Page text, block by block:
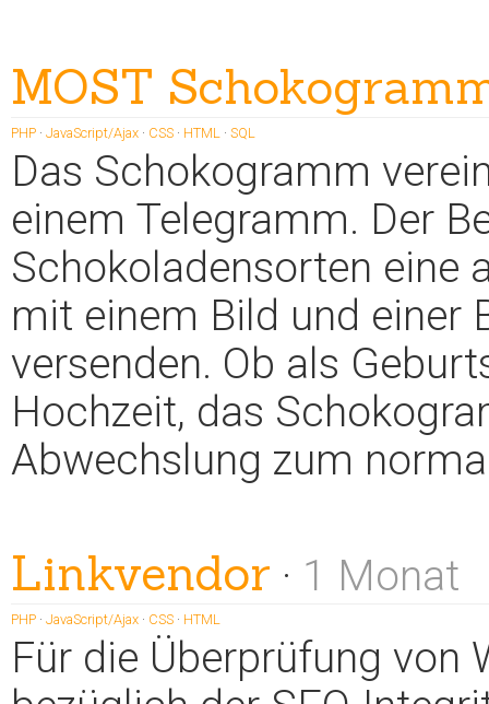
MOST
PHP · JavaScript/Ajax · CSS · HTML · SQL
Das Schokogramm
einem Telegramm. Der
Schokoladensorten eine
mit einem Bild und einer
versenden. Ob als
Hochzeit, das
Abwechslung zum
Linkvendor · 1 Monat
PHP · JavaScript/Ajax · CSS · HTML
Für die Überprüfung von